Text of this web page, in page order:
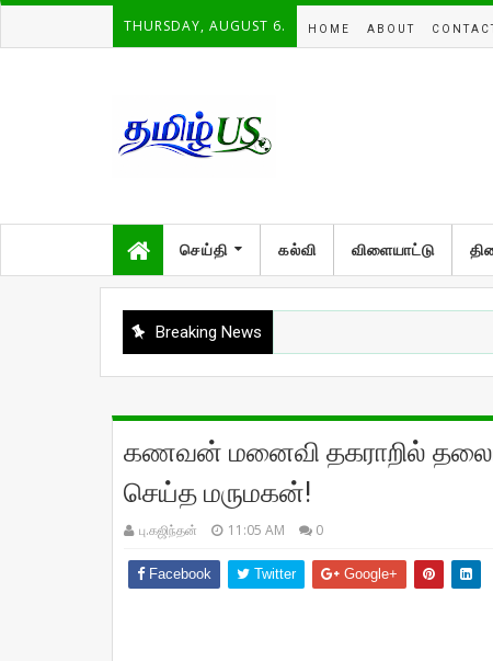
THURSDAY, AUGUST 6. HOME ABOUT
செய்தி கல்வி விளையாட்டு
Breaking News
கணவன் மனைவி தகராறில்
செய்த மருமகன்!
பு.கஜிந்தன் 11:05 AM 0
Facebook Twitter Google+